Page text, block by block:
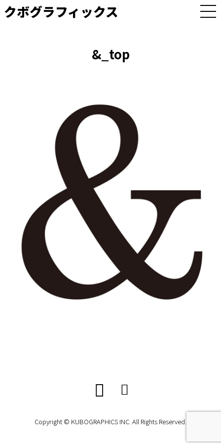
クボグラフィックス
M
E
&_top
Copyright © KUBOGRAPHICS INC. All Rights Reserved.